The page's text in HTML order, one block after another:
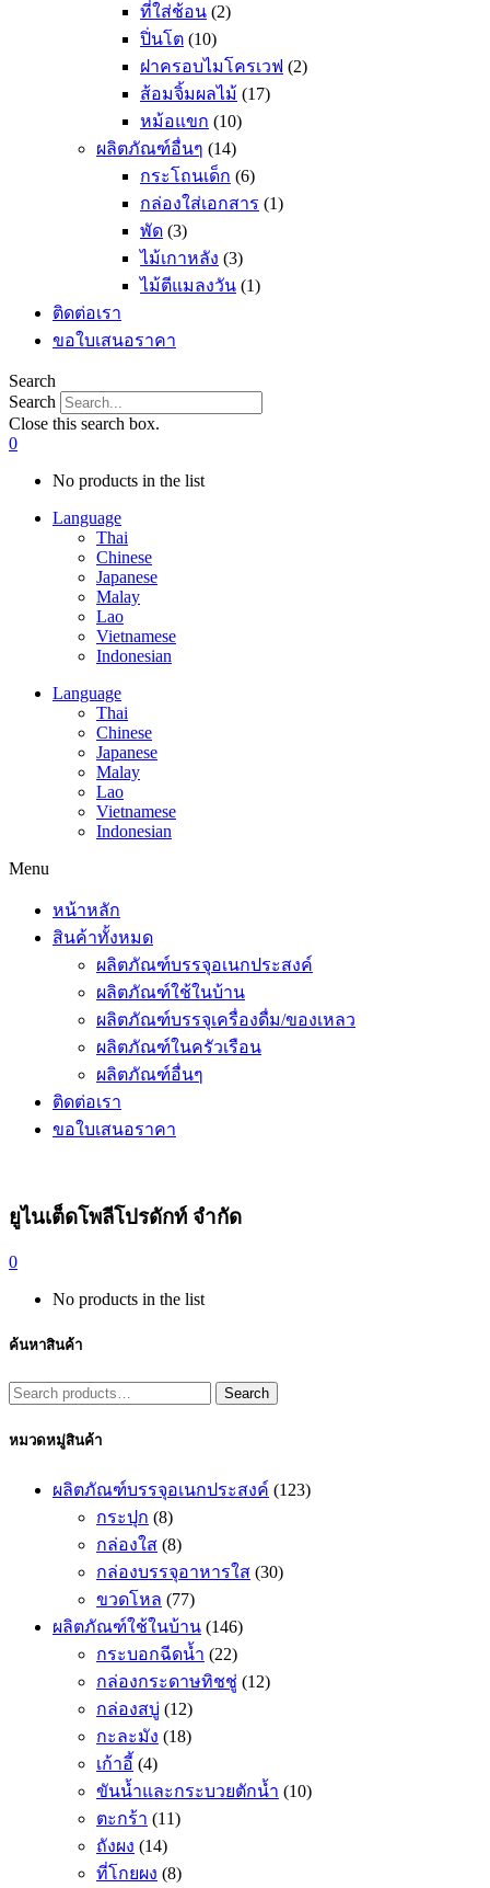
ที่ใส่ช้อน (2)
ปิ่นโต (10)
ฝาครอบไมโครเวฟ (2)
ส้อมจิ้มผลไม้ (17)
หม้อแขก (10)
ผลิตภัณฑ์อื่นๆ (14)
กระโถนเด็ก (6)
กล่องใส่เอกสาร (1)
พัด (3)
ไม้เกาหลัง (3)
ไม้ตีแมลงวัน (1)
ติดต่อเรา
ขอใบเสนอราคา
Search
Search
Close this search box.
0
No products in the list
Language
Thai
Chinese
Japanese
Malay
Lao
Vietnamese
Indonesian
Language
Thai
Chinese
Japanese
Malay
Lao
Vietnamese
Indonesian
Menu
หน้าหลัก
สินค้าทั้งหมด
ผลิตภัณฑ์บรรจุอเนกประสงค์
ผลิตภัณฑ์ใช้ในบ้าน
ผลิตภัณฑ์บรรจุเครื่องดื่ม/ของเหลว
ผลิตภัณฑ์ในครัวเรือน
ผลิตภัณฑ์อื่นๆ
ติดต่อเรา
ขอใบเสนอราคา
ยูไนเต็ดโพลีโปรดักท์ จำกัด
0
No products in the list
ค้นหาสินค้า
Search
for:
Search
หมวดหมู่สินค้า
ผลิตภัณฑ์บรรจุอเนกประสงค์ (123)
กระปุก (8)
กล่องใส (8)
กล่องบรรจุอาหารใส (30)
ขวดโหล (77)
ผลิตภัณฑ์ใช้ในบ้าน (146)
กระบอกฉีดน้ำ (22)
กล่องกระดาษทิชชู่ (12)
กล่องสบู่ (12)
กะละมัง (18)
เก้าอี้ (4)
ขันน้ำและกระบวยตักน้ำ (10)
ตะกร้า (11)
ถังผง (14)
ที่โกยผง (8)